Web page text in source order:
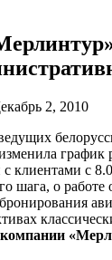
2, 2010
график
клиентами с
шага, о работе
компании